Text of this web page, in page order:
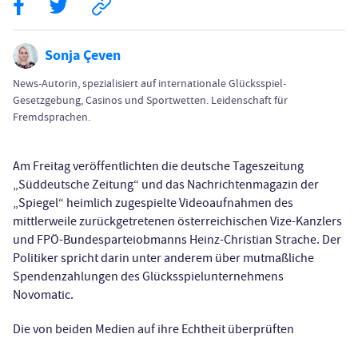
Sonja Çeven
News-Autorin, spezialisiert auf internationale Glücksspiel-
Gesetzgebung, Casinos und Sportwetten. Leidenschaft für
Fremdsprachen.
Am Freitag veröffentlichten die deutsche Tageszeitung
„Süddeutsche Zeitung“ und das Nachrichtenmagazin der
„Spiegel“ heimlich zugespielte Videoaufnahmen des
mittlerweile zurückgetretenen österreichischen Vize-Kanzlers
und FPÖ-Bundesparteiobmanns Heinz-Christian Strache. Der
Politiker spricht darin unter anderem über mutmaßliche
Spendenzahlungen des Glücksspielunternehmens
Novomatic.
Die von beiden Medien auf ihre Echtheit überprüften